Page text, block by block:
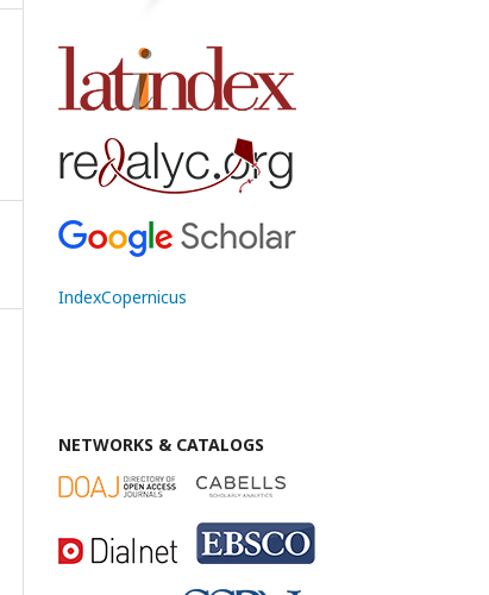
IndexCopernicus
NETWORKS & CATALOGS